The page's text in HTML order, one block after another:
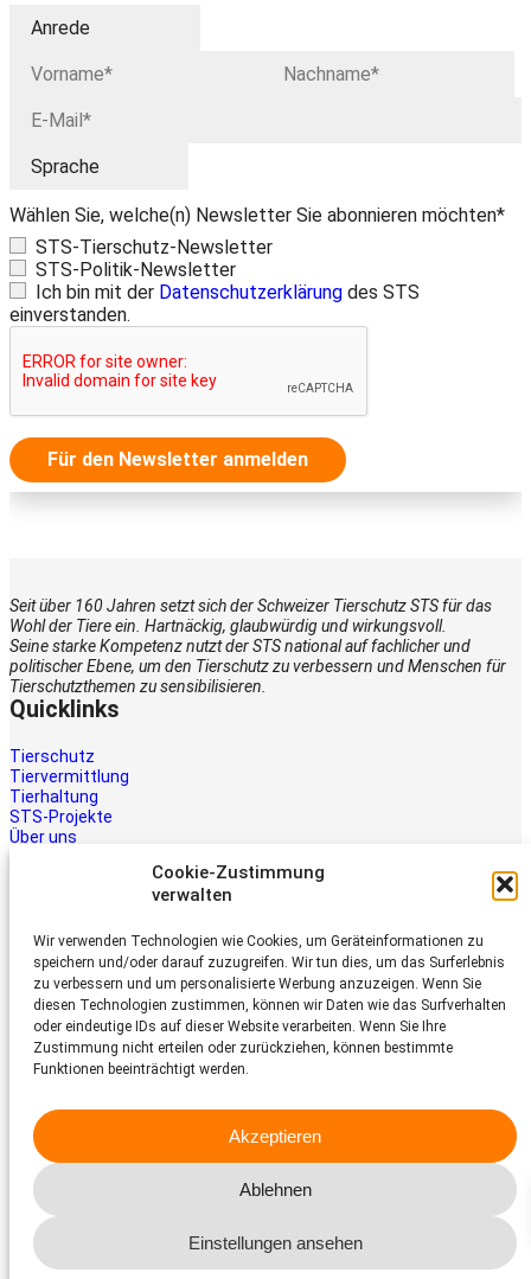
Cookie-Zustimmung
verwalten
Wir verwenden Technologien wie Cookies, um Geräteinformationen zu
speichern und/oder darauf zuzugreifen. Wir tun dies, um das Surferlebnis
zu verbessern und um personalisierte Werbung anzuzeigen. Wenn Sie
diesen Technologien zustimmen, können wir Daten wie das Surfverhalten
oder eindeutige IDs auf dieser Website verarbeiten. Wenn Sie Ihre
Zustimmung nicht erteilen oder zurückziehen, können bestimmte
Funktionen beeinträchtigt werden.
Akzeptieren
Ablehnen
Einstellungen ansehen
Wählen Sie, welche(n) Newsletter Sie abonnieren möchten*
STS-Tierschutz-Newsletter
STS-Politik-Newsletter
Ich bin mit der Datenschutzerklärung des STS
einverstanden.
Für den Newsletter anmelden
Seit über 160 Jahren setzt sich der Schweizer Tierschutz STS für das
Wohl der Tiere ein. Hartnäckig, glaubwürdig und wirkungsvoll.
Seine starke Kompetenz nutzt der STS national auf fachlicher und
politischer Ebene, um den Tierschutz zu verbessern und Menschen für
Tierschutzthemen zu sensibilisieren.
Quicklinks
Tierschutz
Tiervermittlung
Tierhaltung
STS-Projekte
Über uns
Tiere brauchen Hilfe – auch Ihre.
Unterstützen Sie die Arbeit des
Schweizer Tierschutz STS.
Jetzt spenden
Schweizer Tierschutz STS
CH-4053 Basel
sts@tierschutz.com
Instagram
© 2026 Schweizer Tierschutz STS